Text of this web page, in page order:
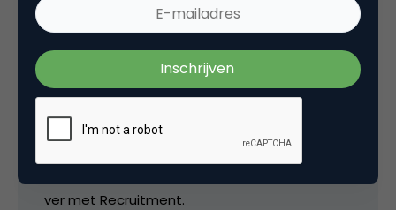
@gertjan Ik geloof ook dat de generatie Y dit
wil, net al generatie X, Z en ABC. Volgens mij is
de essentie heel simpel van Recruitment,
behandel kandidaten zoals je zelf ook
ver met Recruitment.